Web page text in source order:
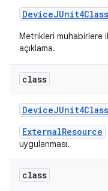
DeviceJUnit4Class
Metrikleri muhabirlere
açıklama.
class
DeviceJUnit4Class
ExternalResource
uygulanması.
class